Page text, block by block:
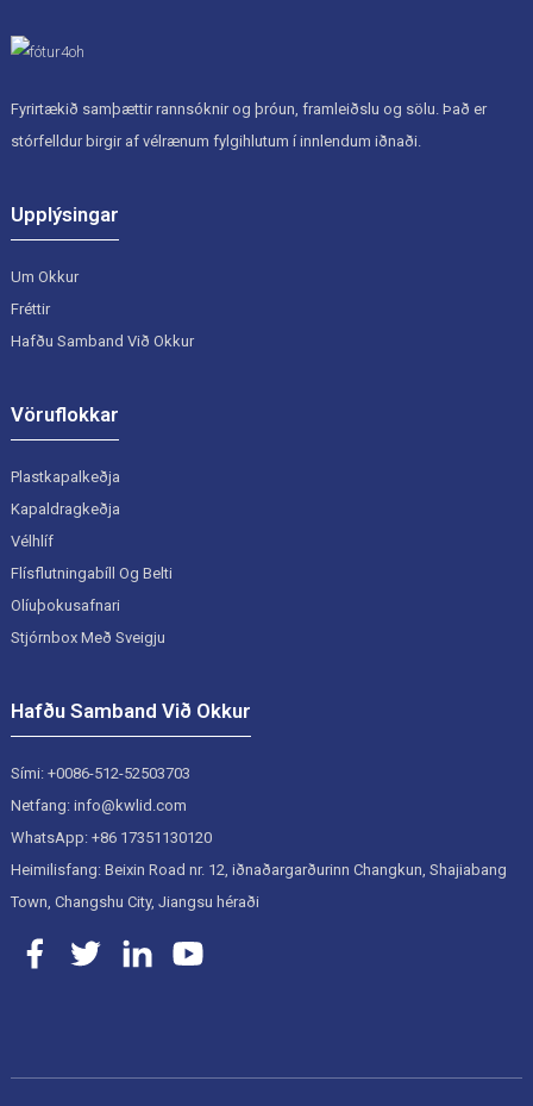
Fyrirtækið samþættir rannsóknir og þróun, framleiðslu og sölu. Það er
stórfelldur birgir af vélrænum fylgihlutum í innlendum iðnaði.
Upplýsingar
Um Okkur
Fréttir
Hafðu Samband Við Okkur
Vöruflokkar
Plastkapalkeðja
Kapaldragkeðja
Vélhlíf
Flísflutningabíll Og Belti
Olíuþokusafnari
Stjórnbox Með Sveigju
Hafðu Samband Við Okkur
Sími: +0086-512-52503703
Netfang: info@kwlid.com
WhatsApp: +86 17351130120
Heimilisfang: Beixin Road nr. 12, iðnaðargarðurinn Changkun, Shajiabang
Town, Changshu City, Jiangsu héraði